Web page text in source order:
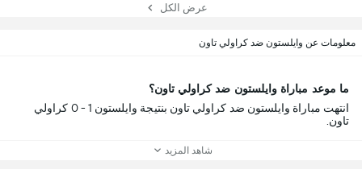
عرض الكل
معلومات عن وايلستون ضد كراولي تاون
ما موعد مباراة وايلستون ضد كراولي تاون؟
انتهت مباراة وايلستون ضد كراولي تاون بنتيجة وايلستون 1 - 0 كراولي
تاون.
شاهد المزيد